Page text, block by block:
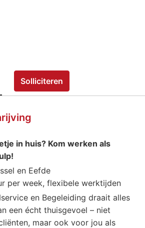
Solliciteren
in huis? Kom werken als
en Eefde
per week, flexibele werktijden
en Begeleiding draait alles
een écht thuisgevoel – niet
maar ook voor jou als